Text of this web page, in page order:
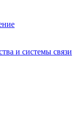
и системы связи